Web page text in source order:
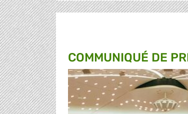
COMMUNIQUÉ DE